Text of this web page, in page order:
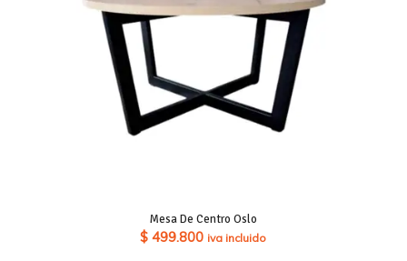
Mesa De Centro Oslo
$ 499.800 iva incluido